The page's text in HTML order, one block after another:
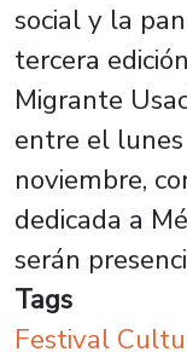
social y la
tercera
Migrante
entre el
noviembre,
dedicada a
serán
Tags
Festival